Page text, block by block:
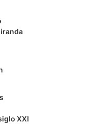
XXI